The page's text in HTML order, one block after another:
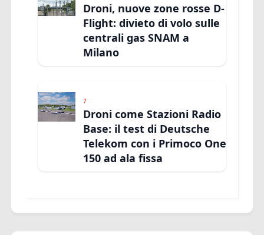
Droni, nuove zone rosse D-
Flight: divieto di volo sulle
centrali gas SNAM a
Milano
7
Droni come Stazioni Radio
Base: il test di Deutsche
Telekom con i Primoco One
150 ad ala fissa